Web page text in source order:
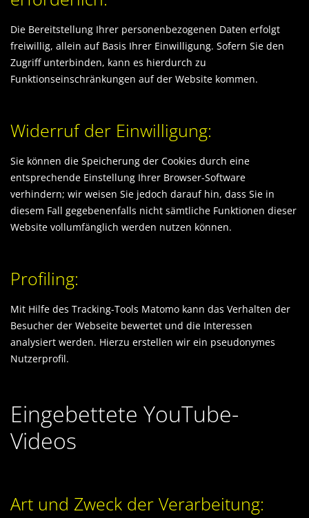
Die Bereitstellung Ihrer personenbezogenen Daten erfolgt
freiwillig, allein auf Basis Ihrer Einwilligung. Sofern Sie den
Zugriff unterbinden, kann es hierdurch zu
Funktionseinschränkungen auf der Website kommen.
Widerruf der Einwilligung:
Sie können die Speicherung der Cookies durch eine
entsprechende Einstellung Ihrer Browser-Software
verhindern; wir weisen Sie jedoch darauf hin, dass Sie in
diesem Fall gegebenenfalls nicht sämtliche Funktionen dieser
Website vollumfänglich werden nutzen können.
Profiling:
Mit Hilfe des Tracking-Tools Matomo kann das Verhalten der
Besucher der Webseite bewertet und die Interessen
analysiert werden. Hierzu erstellen wir ein pseudonymes
Nutzerprofil.
Eingebettete YouTube-
Videos
Art und Zweck der Verarbeitung: